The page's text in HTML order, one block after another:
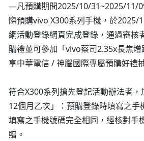
—凡預購期間2025/10/31~2025/11/
際預購vivo X300系列手機，於2025/
網活動登錄網頁完成登錄，通過審核
購禮並可參加「vivo蔡司2.35x長焦
享中華電信 / 神腦國際專屬預購好禮
符合X300系列搶先登記活動辦法者
12個月乙次」：預購登錄時填寫之手
填寫之手機號碼完全相同，經核對手
贈。